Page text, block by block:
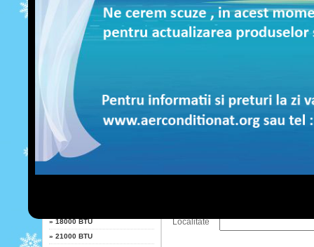
Whirlpool
Daikin
Sharp
»
7000 BTU
9000 BTU
»
»12000 BTU
»18000 BTU
» 21000 BTU
Afiseaza consumul electric,
Se activeaza pentru o perioada
Printr-o simpla atingere, reduce
Gratie acestei functii unitatea
Localitate